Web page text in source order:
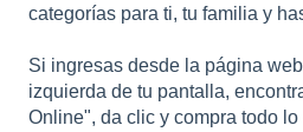
categorías para ti, tu familia y
Si ingresas desde la página
izquierda de tu pantalla,
Online", da clic y compra todo